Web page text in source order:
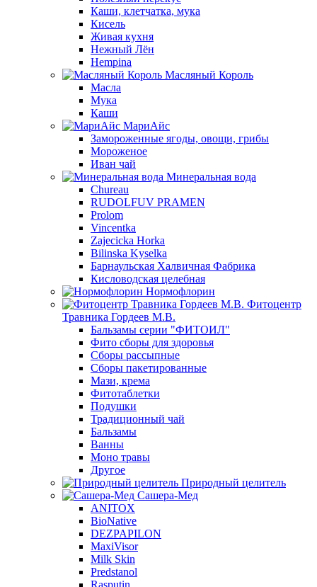
Каши, клетчатка, мука
Кисель
Живая кухня
Нежный Лён
Hempina
Масляный Король
Масла
Мука
Каши
МариАйс
Замороженные ягоды, овощи, грибы
Мороженое
Иван чай
Минеральная вода
Chureau
RUDOLFUV PRAMEN
Prolom
Vincentka
Zajecicka Horka
Bilinska Kyselka
Барнаульская Халвичная Фабрика
Кисловодская целебная
Нормофлорин
Фитоцентр
Травника Гордеев М.В.
Бальзамы серии "ФИТОИЛ"
Фито сборы для здоровья
Сборы рассыпные
Сборы пакетированные
Мази, крема
Фитотаблетки
Подушки
Традиционный чай
Бальзамы
Ванны
Моно травы
Другое
Природный целитель
Сашера-Мед
ANITOX
BioNative
DEZPAPILON
MaxiVisor
Milk Skin
Predstanol
Rasputin